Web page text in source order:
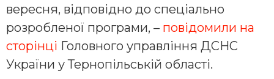
вересня, відповідно до спеціально
розробленої програми, – повідомили на
сторінці Головного управління ДСНС
України у Тернопільській області.